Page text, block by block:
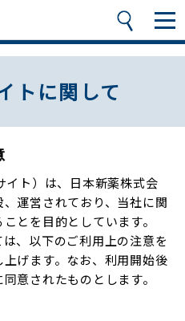
トに関して
イト）は、日本新薬株式会
運営されており、当社に関
とを目的としています。
、以下のご利用上の注意を
げます。なお、利用開始後
意されたものとします。